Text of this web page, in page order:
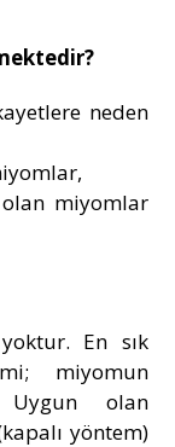
neden
olan miyomlar
En sık
miyomun
Uygun olan
yöntem)